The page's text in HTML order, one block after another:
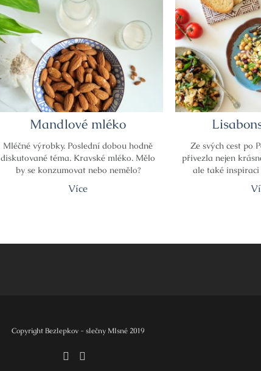
Mandlové mléko
Mléčné výrobky. Poslední dobou hodně
diskutované téma. Kravské mléko. Mělo
by se konzumovat nebo nemělo?
Více
Ze svých cest po
přivezla nejen
ale také inspiraci
Copyright Bezlepkov - slečny Mlsné 2019